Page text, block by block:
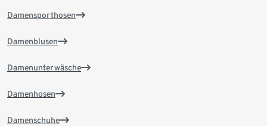
Damensporthosen
Damenblusen
Damenunterwäsche
Damenhosen
Damenschuhe